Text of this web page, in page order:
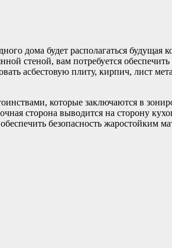
дома будет располагаться
стеной, вам потребуется
асбестовую плиту, кирпич, лист
которые заключаются в
сторона выводится на сторону
безопасность жаростойким